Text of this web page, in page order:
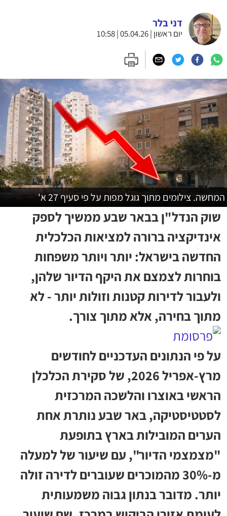
דני בלר
יום ראשון | 05.04.26 | 10:58
המחשה. צילומים מתוך גוגל מפות על פי סעיף 27 א'
שוק הנדל"ן בבאר שבע ממשיך לספק
אינדיקציה ברורה למציאות הכלכלית
החדשה בישראל: יותר ויותר משפחות
בוחרות לצמצם את היקף הדיור שלהן,
ולעבור לדירות קטנות וזולות יותר - לא
מתוך בחירה, אלא מתוך צורך.
על פי הנתונים העדכניים לחודשים
מרץ-אפריל 2026, של סקירת הכלכלן
הראשי באוצרו והלשכה המרכזית
לסטטיסטיקה, באר שבע נותרת אחת
הערים המובילות בארץ בתופעת
"מצמצמי הדיור", עם שיעור של למעלה
מ-30% מהמוכרים שעוברים לדירה זולה
יותר. מדובר בנתון גבוה משמעותית